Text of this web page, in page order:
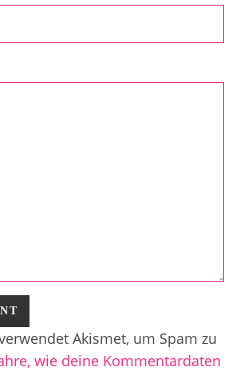
Akismet, um Spam zu
wie deine Kommentardaten